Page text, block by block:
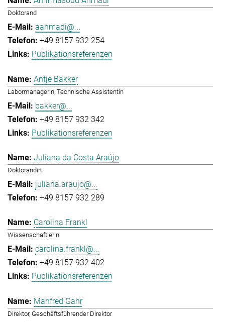
Doktorand
aahmadi@...
+49 8157 932 254
Publikationsreferenzen
Antje Bakker
Labormanagerin, Technische Assistentin
bakker@...
+49 8157 932 342
Publikationsreferenzen
Juliana da Costa Araújo
Doktorandin
juliana.araujo@...
+49 8157 932 289
Carolina Frankl
Wissenschaftlerin
carolina.frankl@...
+49 8157 932 402
Publikationsreferenzen
Manfred Gahr
Direktor, Geschäftsführender Direktor